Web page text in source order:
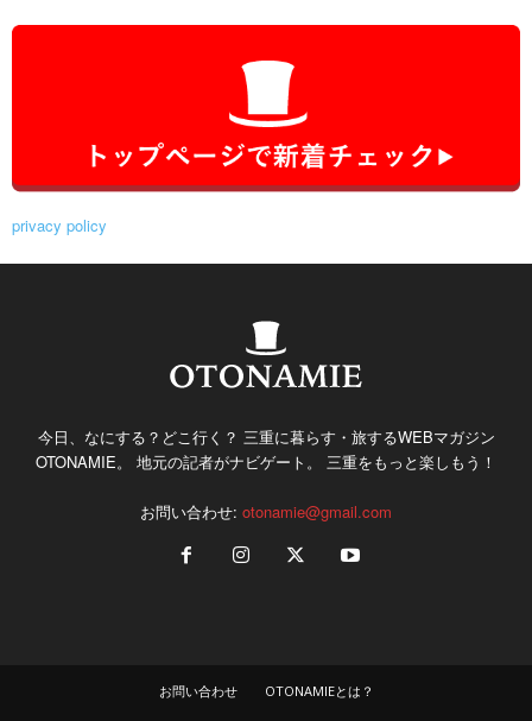
privacy policy
今日、なにする？どこ行く？ 三重に暮らす・旅するWEBマガジン
OTONAMIE。 地元の記者がナビゲート。 三重をもっと楽しもう！
お問い合わせ: otonamie@gmail.com
お問い合わせ
OTONAMIEとは？